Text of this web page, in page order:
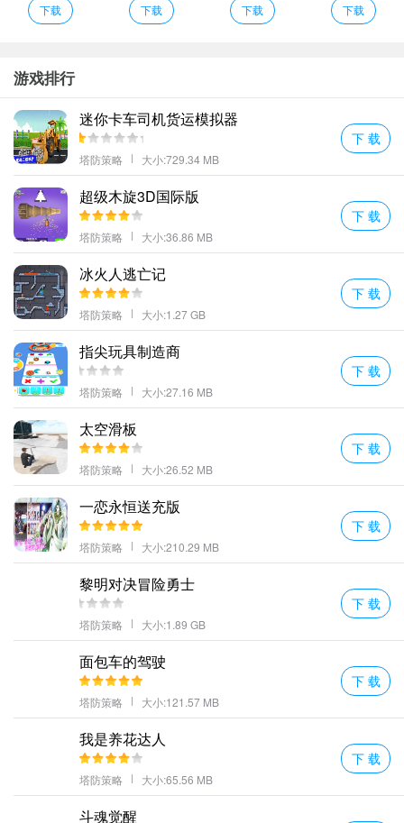
下载
下载
下载
下载
游戏排行
迷你卡车司机货运模拟器
塔防策略 大小:729.34 MB
下 载
超级木旋3D国际版
塔防策略 大小:36.86 MB
下 载
冰火人逃亡记
塔防策略 大小:1.27 GB
下 载
指尖玩具制造商
塔防策略 大小:27.16 MB
下 载
太空滑板
塔防策略 大小:26.52 MB
下 载
一恋永恒送充版
塔防策略 大小:210.29 MB
下 载
黎明对决冒险勇士
塔防策略 大小:1.89 GB
下 载
面包车的驾驶
塔防策略 大小:121.57 MB
下 载
我是养花达人
塔防策略 大小:65.56 MB
下 载
斗魂觉醒